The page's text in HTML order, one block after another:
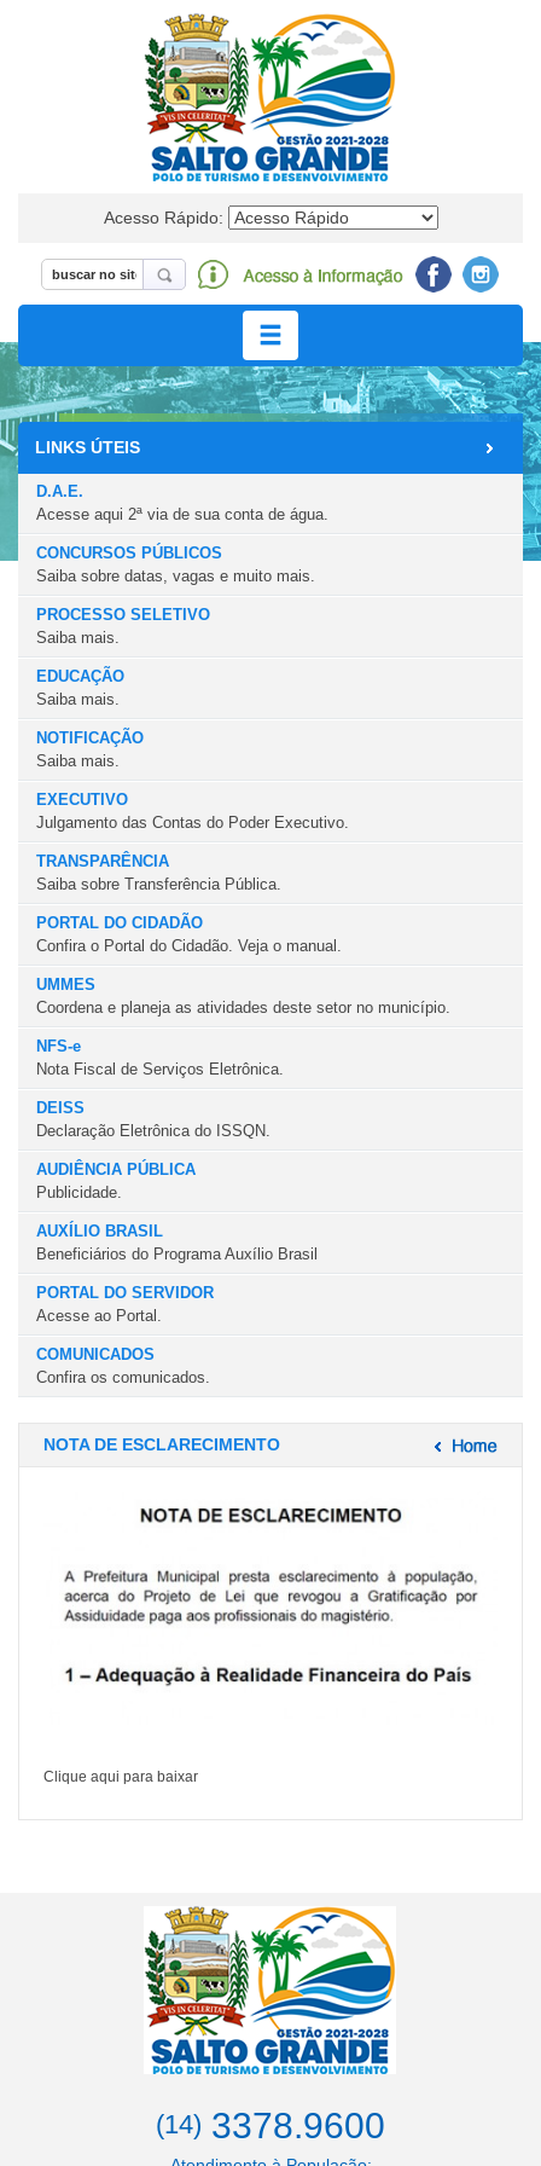
Acesso Rápido:
LINKS ÚTEIS
D.A.E.
Acesse aqui 2ª via de sua conta de água.
CONCURSOS PÚBLICOS
Saiba sobre datas, vagas e muito mais.
PROCESSO SELETIVO
Saiba mais.
EDUCAÇÃO
Saiba mais.
NOTIFICAÇÃO
Saiba mais.
EXECUTIVO
Julgamento das Contas do Poder Executivo.
TRANSPARÊNCIA
Saiba sobre Transferência Pública.
PORTAL DO CIDADÃO
Confira o Portal do Cidadão. Veja o manual.
UMMES
Coordena e planeja as atividades deste setor no município.
NFS-e
Nota Fiscal de Serviços Eletrônica.
DEISS
Declaração Eletrônica do ISSQN.
AUDIÊNCIA PÚBLICA
Publicidade.
AUXÍLIO BRASIL
Beneficiários do Programa Auxílio Brasil
PORTAL DO SERVIDOR
Acesse ao Portal.
COMUNICADOS
Confira os comunicados.
NOTA DE ESCLARECIMENTO
Clique aqui para baixar
(14) 3378.9600